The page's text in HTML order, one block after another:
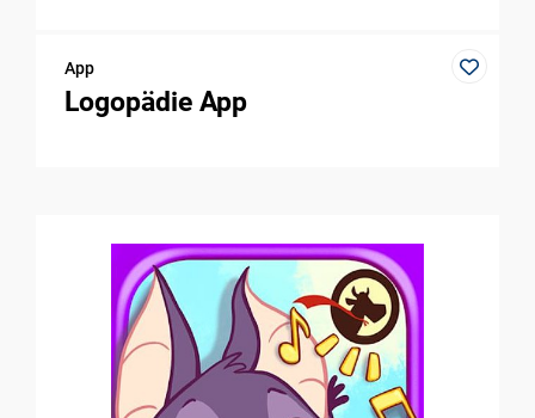
App
Logopädie App